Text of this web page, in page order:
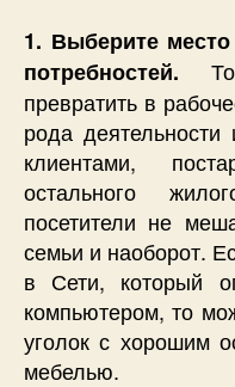
1. Выберите
потребностей.
превратить в
рода
клиентами,
остального
посетители не
семьи и наоборот.
в Сети, который
компьютером, то
уголок с хорошим
мебелью.